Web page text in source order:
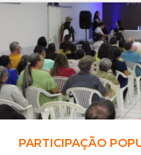
PARTICIPAÇÃO